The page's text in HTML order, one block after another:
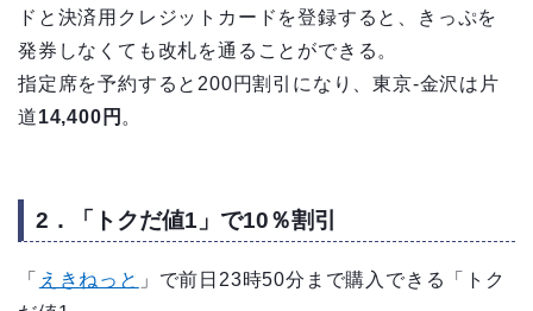
ドと決済用クレジットカードを登録すると、きっぷを
発券しなくても改札を通ることができる。
指定席を予約すると200円割引になり、東京-金沢は片
道14,400円 。
2．「トクだ値1」で10％割引
「 えきねっと 」で前日23時50分まで購入できる「トク